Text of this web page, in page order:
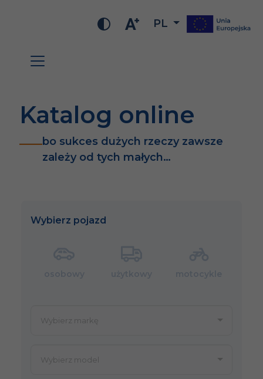
PL
Katalog online
bo sukces dużych rzeczy zawsze
zależy od tych małych…
Wybierz pojazd